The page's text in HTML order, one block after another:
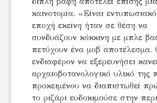
καινοτομία. «Είναι
εποχή εκείνη ήταν σε θέση να
συνδυάζουν κόκκινη με μπλε
πετύχουν ένα μοβ αποτέλεσμα.
ενδιαφέρον να εξερευνήσει
αρχαιοβοτανολογικό υλικό της
προκειμένου να διαπιστωθεί
το ριζάρι ευδοκιμούσε στην